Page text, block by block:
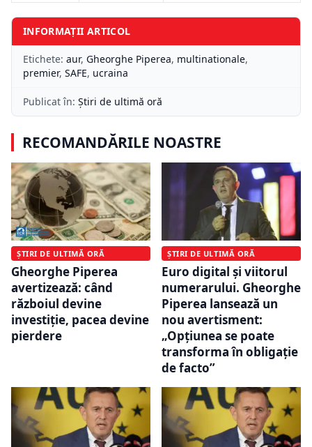
INFORMAȚII ARTICOL
Etichete: aur, Gheorghe Piperea, multinationale,
premier, SAFE, ucraina
Publicat în: Știri de ultimă oră
RECOMANDĂRILE NOASTRE
ȘTIRI DE ULTIMĂ ORĂ
Gheorghe Piperea
avertizează: când
războiul devine
investiție, pacea devine
pierdere
ȘTIRI DE ULTIMĂ ORĂ
Euro digital și viitorul
numerarului. Gheorghe
Piperea lansează un
nou avertisment:
„Opțiunea se poate
transforma în obligație
de facto”